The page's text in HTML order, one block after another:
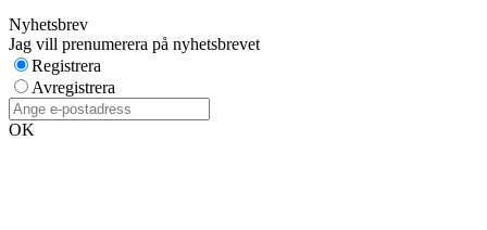
Nyhetsbrev
Jag vill prenumerera på nyhetsbrevet
Registrera
Avregistrera
OK